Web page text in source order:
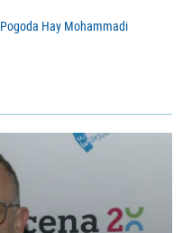
Pogoda Hay Mohammadi